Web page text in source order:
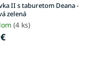
II s taburetom Deana -
zelená
(4 ks)